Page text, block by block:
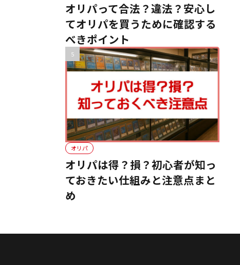
オリパって合法？違法？安心し
てオリパを買うために確認する
べきポイント
オリパ
オリパは得？損？初心者が知っ
ておきたい仕組みと注意点まと
め